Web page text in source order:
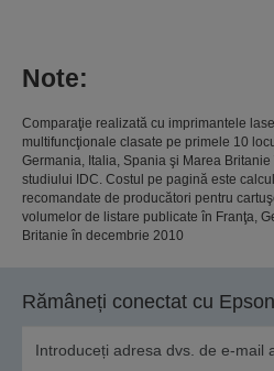
Note:
Comparaţie realizată cu imprimantele
multifuncţionale clasate pe primele 10
Germania, Italia, Spania şi Marea
studiului IDC. Costul pe pagină este
recomandate de producători pentru
volumelor de listare publicate în Franţa,
Britanie în decembrie 2010
Rămâneți conectat cu Epson